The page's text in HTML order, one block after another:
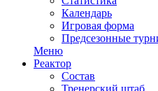
Календарь
Игровая форма
Предсезонные
Меню
Реактор
Состав
Тренерский штаб